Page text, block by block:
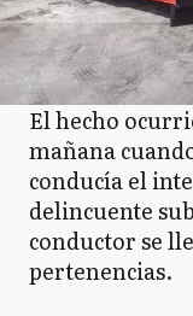
El hecho
mañana
conducía el
delincuente
conductor se
pertenencias.